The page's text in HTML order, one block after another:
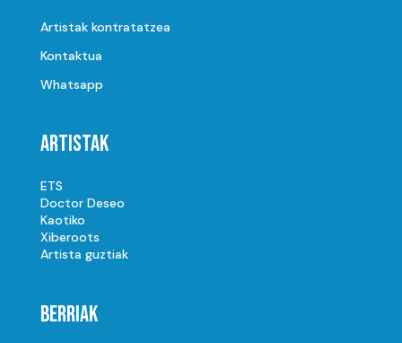
Artistak kontratatzea
Kontaktua
Whatsapp
Artistak
ETS
Doctor Deseo
Kaotiko
Xiberoots
Artista guztiak
Berriak